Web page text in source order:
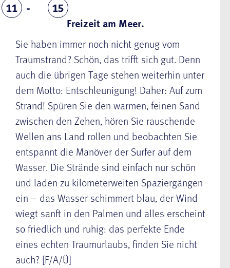
11 15
Freizeit am Meer.
Sie haben immer noch nicht genug vom
Traumstrand? Schön, das trifft sich gut. Denn
auch die übrigen Tage stehen weiterhin unter
dem Motto: Entschleunigung! Daher: Auf zum
Strand! Spüren Sie den warmen, feinen Sand
zwischen den Zehen, hören Sie rauschende
Wellen ans Land rollen und beobachten Sie
entspannt die Manöver der Surfer auf dem
Wasser. Die Strände sind einfach nur schön
und laden zu kilometerweiten Spaziergängen
ein – das Wasser schimmert blau, der Wind
wiegt sanft in den Palmen und alles erscheint
so friedlich und ruhig: das perfekte Ende
eines echten Traumurlaubs, finden Sie nicht
auch? [F/A/Ü]